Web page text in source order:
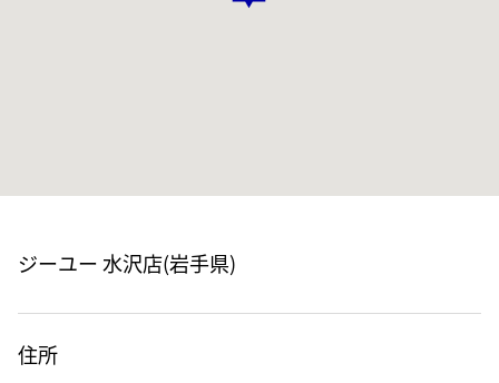
ジーユー 水沢店(岩手県)
住所